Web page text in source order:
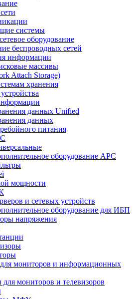
системы
оборудование
беспроводных сетей
информации
массивы
Attach Storage)
хранения
данных Unified
данных
питания
оборудование АРС
мощности
и сетевых устройств
оборудование для ИБП
напряжения
мониторов и информационных
для мониторов и телевизоров